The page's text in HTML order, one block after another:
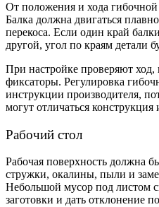
От положения и хода гибочной
Балка должна двигаться
перекоса. Если один край
другой, угол по краям детали
При настройке проверяют
фиксаторы. Регулировка
инструкции производителя,
могут отличаться
Рабочий стол
Рабочая поверхность должна
стружки, окалины, пыли и
Небольшой мусор под листом
заготовки и дать отклонение